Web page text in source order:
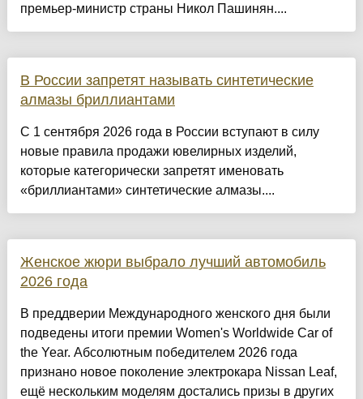
премьер-министр страны Никол Пашинян....
В России запретят называть синтетические
алмазы бриллиантами
С 1 сентября 2026 года в России вступают в силу
новые правила продажи ювелирных изделий,
которые категорически запретят именовать
«бриллиантами» синтетические алмазы....
Женское жюри выбрало лучший автомобиль
2026 года
В преддверии Международного женского дня были
подведены итоги премии Women's Worldwide Car of
the Year. Абсолютным победителем 2026 года
признано новое поколение электрокара Nissan Leaf,
ещё нескольким моделям достались призы в других